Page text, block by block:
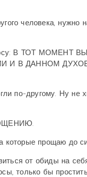
человека, нужно
носу: В ТОТ
И В ДАННОМ
по-другому. Ну не
которые прощаю до
от обиды на
только бы